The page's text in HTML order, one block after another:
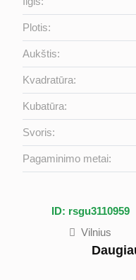
Plotis:
Aukštis:
Kvadratūra:
Kubatūra:
Svoris:
Pagaminimo metai:
ID: rsgu3110959
Vilnius